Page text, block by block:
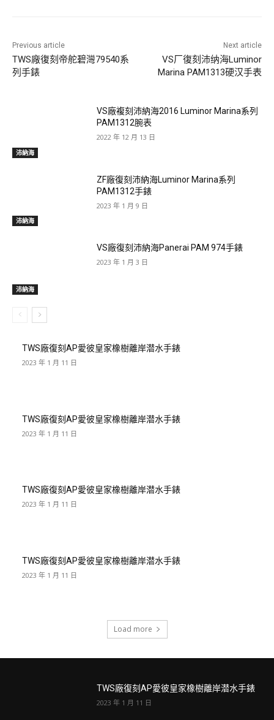
Previous article
TWS廠復刻帝舵碧灣79540系
列手錶
Next article
VS厂復刻沛纳海Luminor
Marina PAM1313硬汉手表
沛納海
VS廠複刻沛納海2016 Luminor Marina系列
PAM1312腕表
2022 年 12 月 13 日
沛納海
ZF廠復刻沛納海Luminor Marina系列
PAM1312手錶
2023 年 1 月 9 日
沛納海
VS廠復刻沛納海Panerai PAM 974手錶
2023 年 1 月 3 日
TWS廠復刻AP愛彼皇家橡樹離岸潜水手錶
2023 年 1 月 11 日
TWS廠復刻AP愛彼皇家橡樹離岸潜水手錶
2023 年 1 月 11 日
TWS廠復刻AP愛彼皇家橡樹離岸潜水手錶
2023 年 1 月 11 日
TWS廠復刻AP愛彼皇家橡樹離岸潜水手錶
2023 年 1 月 11 日
Load more
TWS廠復刻AP愛彼皇家橡樹離岸潜水手錶
2023 年 1 月 11 日